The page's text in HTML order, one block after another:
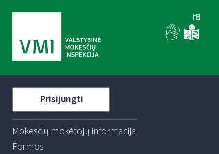
Prisijungti
Mokesčių mokėtojų informacija
Formos